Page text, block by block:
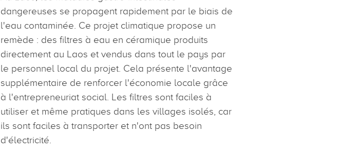
dangereuses se propagent rapidement par le biais de
l'eau contaminée. Ce projet climatique propose un
remède : des filtres à eau en céramique produits
directement au Laos et vendus dans tout le pays par
le personnel local du projet. Cela présente l'avantage
supplémentaire de renforcer l'économie locale grâce
à l'entrepreneuriat social. Les filtres sont faciles à
utiliser et même pratiques dans les villages isolés, car
ils sont faciles à transporter et n'ont pas besoin
d'électricité.